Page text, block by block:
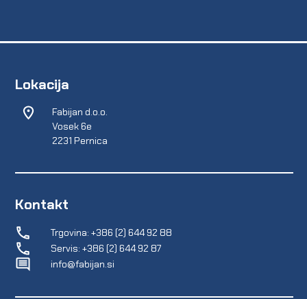
Lokacija
Fabijan d.o.o.
Vosek 6e
2231 Pernica
Kontakt
Trgovina: +386 (2) 644 92 88
Servis: +386 (2) 644 92 87
info@fabijan.si